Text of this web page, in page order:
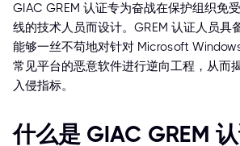
GIAC GREM 认证专为奋战在保护组织免
线的技术人员而设计。GREM 认证人员具
能够一丝不苟地对针对 Microsoft
常见平台的恶意软件进行逆向工程，从而
入侵指标。
什么是 GIAC GREM